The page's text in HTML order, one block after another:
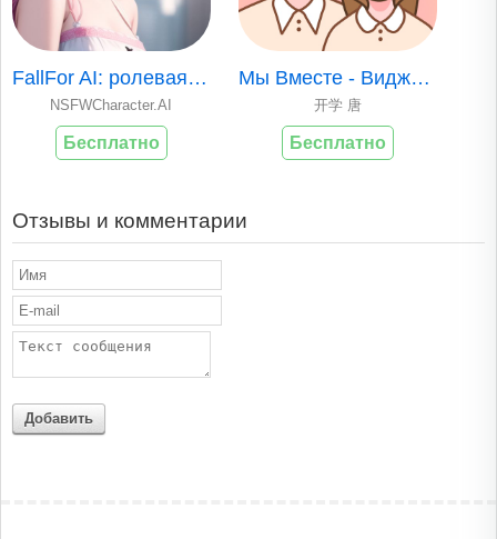
FallFor AI: ролевая игра
NSFWCharacter.AI
Бесплатно
Мы Вместе - Виджет Дней Любви
开学 唐
Бесплатно
Отзывы и комментарии
Добавить